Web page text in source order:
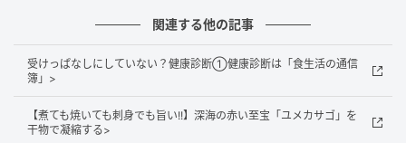
手書きのメニュー
関連する他の記事
受けっぱなしにしていない？健康診断①健康診断は「食生活の通信
簿」>
【煮ても焼いても刺身でも旨い!!】深海の赤い至宝「ユメカサゴ」を
干物で凝縮する>